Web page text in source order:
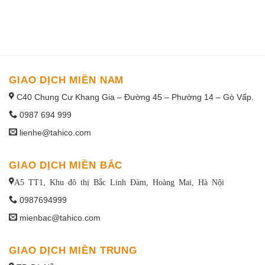
GIAO DỊCH MIỀN NAM
C40 Chung Cư Khang Gia – Đường 45 – Phường 14 – Gò Vấp.
0987 694 999
lienhe@tahico.com
GIAO DỊCH MIỀN BẮC
A5 TT1, Khu đô thị Bắc Linh Đàm, Hoàng Mai, Hà Nội
0987694999
mienbac@tahico.com
GIAO DỊCH MIỀN TRUNG